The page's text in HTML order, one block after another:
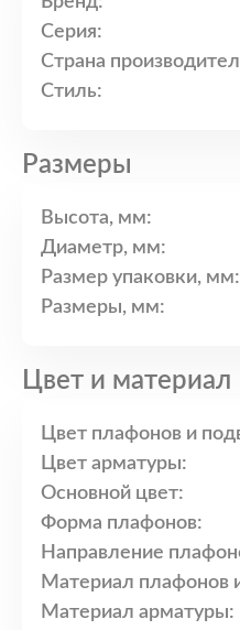
Серия:
Страна
Стиль:
Размеры
Высота, мм:
Диаметр, мм:
Размер упаковки, мм:
Размеры, мм:
Цвет и материал
Цвет плафонов и
Цвет арматуры:
Основной цвет:
Форма плафонов:
Направление
Материал плафонов
Материал арматуры: